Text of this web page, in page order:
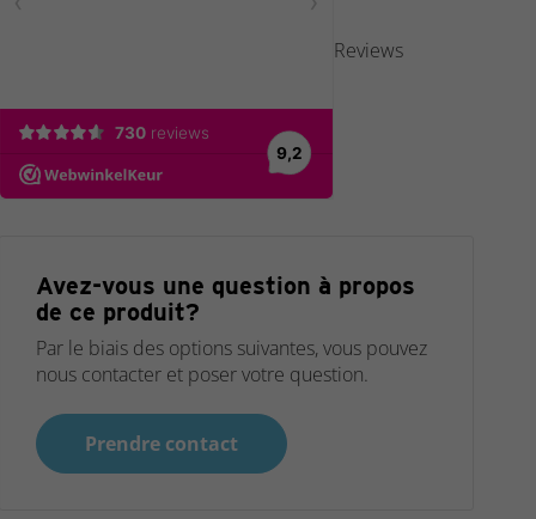
Reviews
Avez-vous une question à propos
de ce produit?
Par le biais des options suivantes, vous pouvez
nous contacter et poser votre question.
Prendre contact